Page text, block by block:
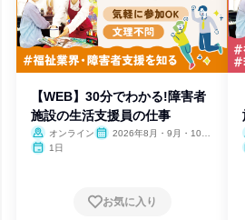
【WEB】30分でわかる!障害者
施設の生活支援員の仕事
オンライン
2026年8月・9月・10
1日
お気に入り